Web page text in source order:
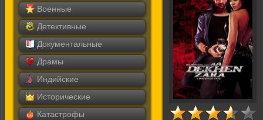
Военные
Детективные
Документальные
Драмы
Индийские
Исторические
Катастрофы